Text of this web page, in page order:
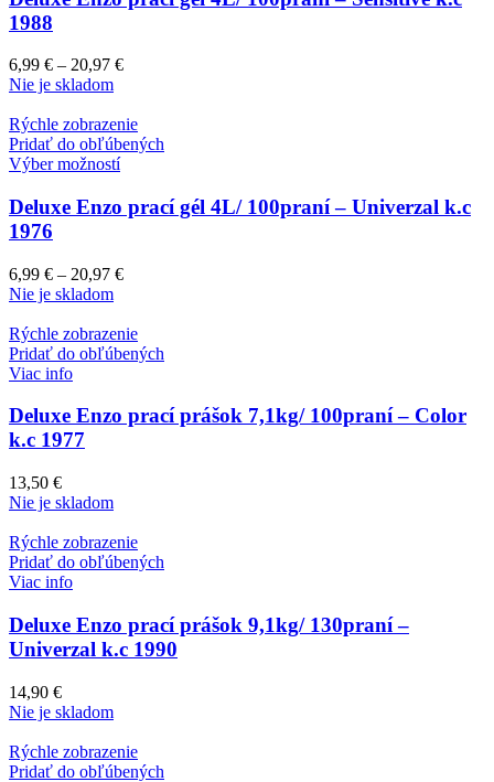
1988
6,99 € – 20,97 €
Nie je skladom
Rýchle zobrazenie
Pridať do obľúbených
Výber možností
Deluxe Enzo prací gél 4L/ 100praní – Univerzal k.c
1976
6,99 € – 20,97 €
Nie je skladom
Rýchle zobrazenie
Pridať do obľúbených
Viac info
Deluxe Enzo prací prášok 7,1kg/ 100praní – Color
k.c 1977
13,50 €
Nie je skladom
Rýchle zobrazenie
Pridať do obľúbených
Viac info
Deluxe Enzo prací prášok 9,1kg/ 130praní –
Univerzal k.c 1990
14,90 €
Nie je skladom
Rýchle zobrazenie
Pridať do obľúbených